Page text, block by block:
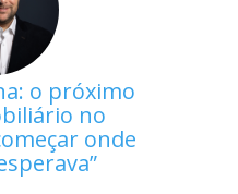
o próximo
no
onde